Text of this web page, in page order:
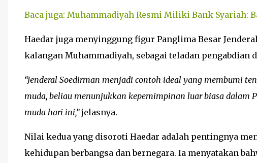
Baca juga: Muhammadiyah Resmi Miliki Bank Syariah:
Haedar juga menyinggung figur Panglima Besar
kalangan Muhammadiyah, sebagai teladan pengabdian
“Jenderal Soedirman menjadi contoh ideal yang membumi
muda, beliau menunjukkan kepemimpinan luar biasa dalam
muda hari ini,”jelasnya.
Nilai kedua yang disoroti Haedar adalah pentingnya
kehidupan berbangsa dan bernegara. Ia menyatakan